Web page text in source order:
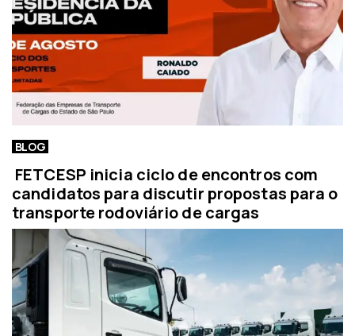
BLOG
FETCESP inicia ciclo de encontros com
candidatos para discutir propostas para o
transporte rodoviário de cargas